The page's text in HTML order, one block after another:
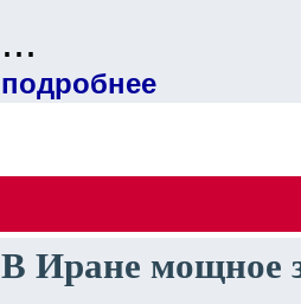
...
подробнее
В Иране мощное